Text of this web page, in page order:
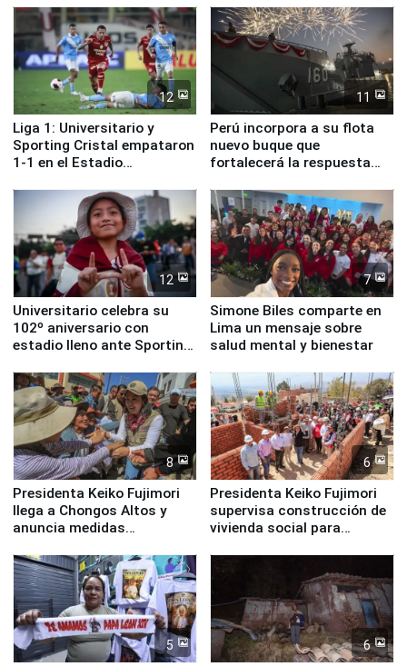
12
Liga 1: Universitario y
Sporting Cristal empataron
1-1 en el Estadio
11
Perú incorpora a su flota
nuevo buque que
fortalecerá la respuesta
12
Universitario celebra su
102º aniversario con
estadio lleno ante Sporting
7
Simone Biles comparte en
Lima un mensaje sobre
salud mental y bienestar
8
Presidenta Keiko Fujimori
llega a Chongos Altos y
anuncia medidas
educación, salud y empleo
6
Presidenta Keiko Fujimori
supervisa construcción de
vivienda social para
5 6